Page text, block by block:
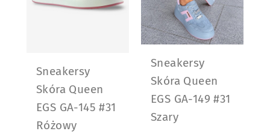
Sneakersy
Skóra Queen
EGS GA-145 #31
Różowy
Sneakersy
Skóra Queen
EGS GA-149 #31
Szary